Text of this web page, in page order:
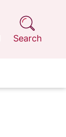
Search
at 1177.se